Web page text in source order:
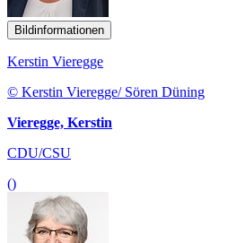
Bildinformationen
Kerstin Vieregge
© Kerstin Vieregge/ Sören Düning
Vieregge, Kerstin
CDU/CSU
()